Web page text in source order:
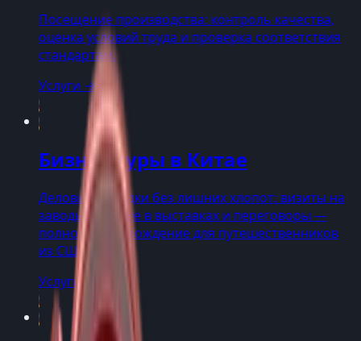
Посещение производства: контроль качества,
оценка условий труда и проверка соответствия
стандартам.
Услуги →
Бизнес-туры в Китае
Деловые поездки без лишних хлопот: визиты на
заводы, участие в выставках и переговоры —
полное сопровождение для путешественников
из США.
Услуги→